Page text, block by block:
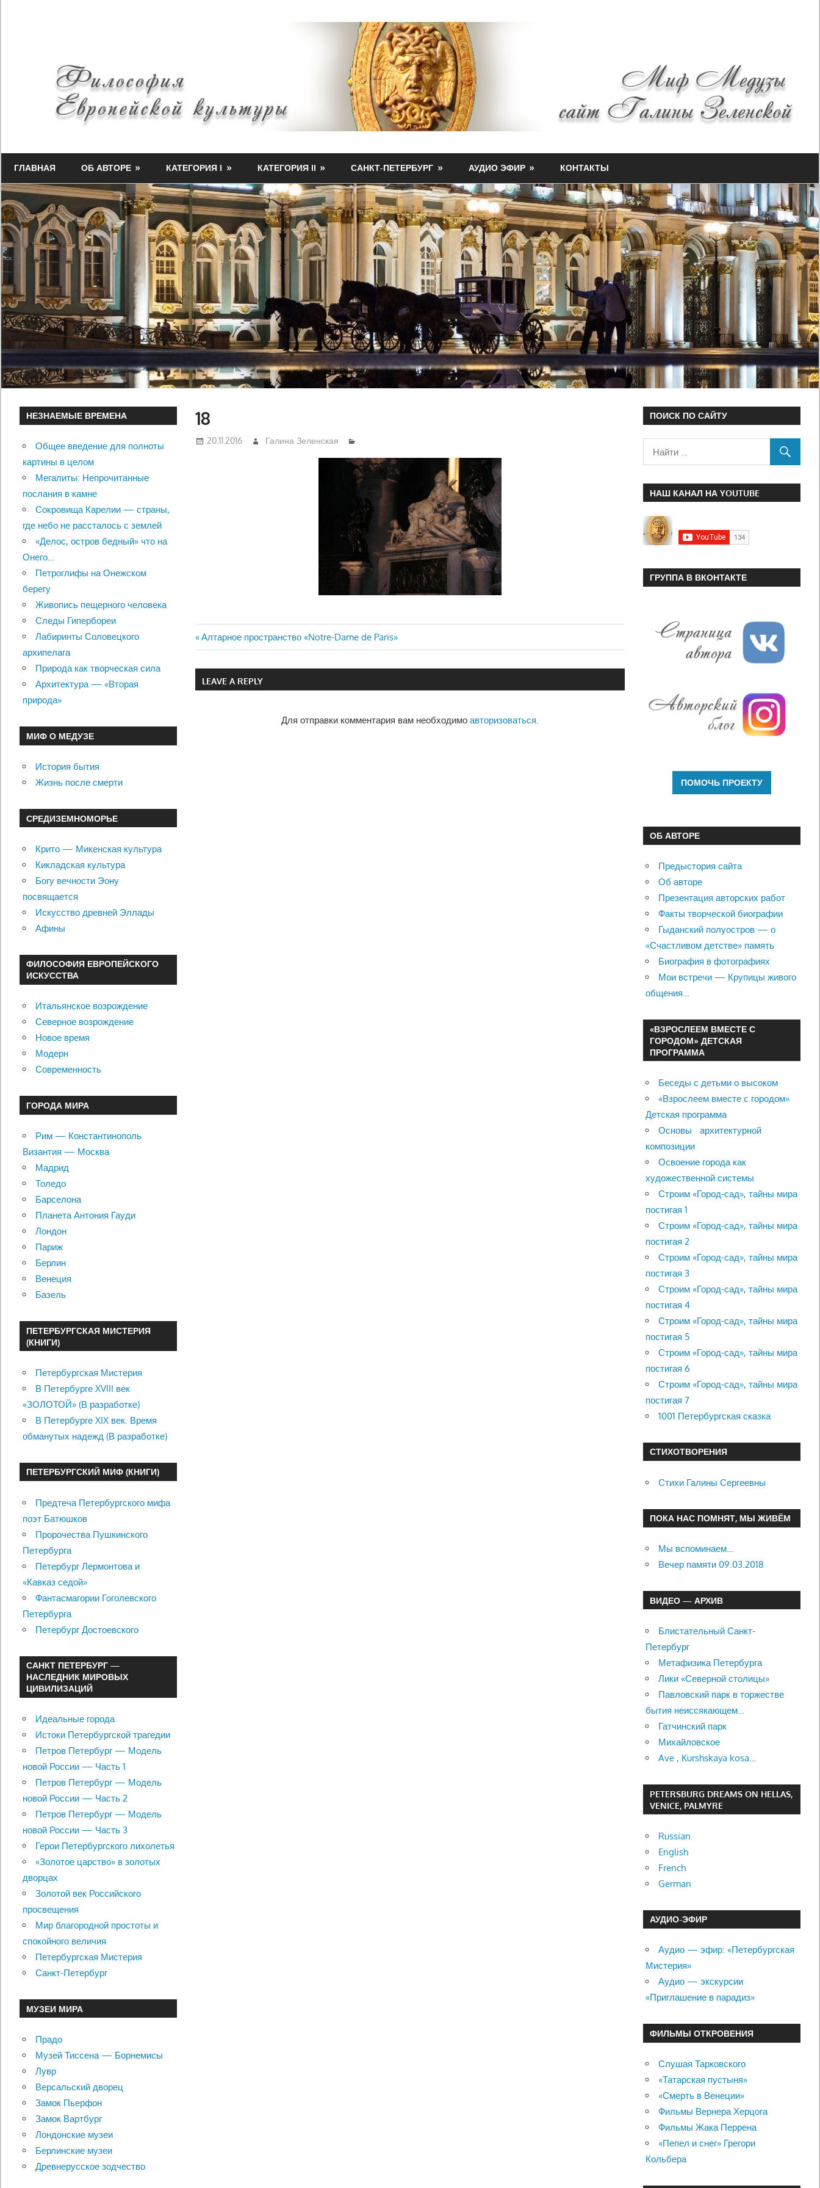
Миф-
Медузы
культуры
ГЛАВНАЯ ОБ АВТОРЕ КАТЕГОРИЯ I КАТЕГОРИЯ II САНКТ-ПЕТЕРБУРГ АУДИО ЭФИР КОНТАКТЫ
18
20.11.2016 Галина Зеленская
Навигация
по
Previous
Post:
Алтарное пространство «Notre-Dame de Paris»
LEAVE A REPLY
Для отправки комментария вам необходимо авторизоваться.
НЕЗНАЕМЫЕ ВРЕМЕНА
Общее введение для полноты
картины в целом
Мегалиты: Непрочитанные
послания в камне
Сокровища Карелии — страны,
где небо не рассталось с землей
«Делос, остров бедный» что на
Онего…
Петроглифы на Онежском
берегу
Живопись пещерного человека
Следы Гипербореи
Лабиринты Соловецкого
архипелага
Природа как творческая сила
Архитектура — «Вторая
природа»
МИФ О МЕДУЗЕ
История бытия
Жизнь после смерти
СРЕДИЗЕМНОМОРЬЕ
Крито — Микенская культура
Кикладская культура
Богу вечности Эону
посвящается
Искусство древней Эллады
Афины
ФИЛОСОФИЯ ЕВРОПЕЙСКОГО
ИСКУССТВА
Итальянское возрождение
Северное возрождение
Новое время
Модерн
Современность
ГОРОДА МИРА
Рим — Константинополь
Византия — Москва
Мадрид
Толедо
Барселона
Планета Антония Гауди
Лондон
Париж
Берлин
Венеция
Базель
ПЕТЕРБУРГСКАЯ МИСТЕРИЯ
(КНИГИ)
Петербургская Мистерия
В Петербурге XVIII век
«ЗОЛОТОЙ» (В разработке)
В Петербурге XIX век. Время
обманутых надежд (В разработке)
ПЕТЕРБУРГСКИЙ МИФ (КНИГИ)
Предтеча Петербургского мифа
поэт Батюшков
Пророчества Пушкинского
Петербурга
Петербург Лермонтова и
«Кавказ седой»
Фантасмагории Гоголевского
Петербурга
Петербург Достоевского
САНКТ ПЕТЕРБУРГ —
НАСЛЕДНИК МИРОВЫХ
ЦИВИЛИЗАЦИЙ
Идеальные города
Истоки Петербургской трагедии
Петров Петербург — Модель
новой России — Часть 1
Петров Петербург — Модель
новой России — Часть 2
Петров Петербург — Модель
новой России — Часть 3
Герои Петербургского лихолетья
«Золотое царство» в золотых
дворцах
Золотой век Российского
просвещения
Мир благородной простоты и
спокойного величия
Петербургская Мистерия
Санкт-Петербург
МУЗЕИ МИРА
Прадо
Музей Тиссена — Борнемисы
Лувр
Версальский дворец
Замок Пьерфон
Замок Вартбург
Лондонские музеи
Берлинские музеи
Древнерусское зодчество
ПОИСК ПО САЙТУ
НАШ КАНАЛ НА YOUTUBE
ГРУППА В ВКОНТАКТЕ
ОБ АВТОРЕ
Предыстория сайта
Об авторе
Презентация авторских работ
Факты творческой биографии
Гыданский полуостров — о
«Счастливом детстве» память
Биография в фотографиях
Мои встречи — Крупицы живого
общения…
«ВЗРОСЛЕЕМ ВМЕСТЕ С
ГОРОДОМ» ДЕТСКАЯ
ПРОГРАММА
Беседы с детьми о высоком
«Взрослеем вместе с городом»
Детская программа
Основы архитектурной
композиции
Освоение города как
художественной системы
Строим «Город-сад», тайны мира
постигая 1
Строим «Город-сад», тайны мира
постигая 2
Строим «Город-сад», тайны мира
постигая 3
Строим «Город-сад», тайны мира
постигая 4
Строим «Город-сад», тайны мира
постигая 5
Строим «Город-сад», тайны мира
постигая 6
Строим «Город-сад», тайны мира
постигая 7
1001 Петербургская сказка
СТИХОТВОРЕНИЯ
Стихи Галины Сергеевны
ПОКА НАС ПОМНЯТ, МЫ ЖИВЁМ
Мы вспоминаем…
Вечер памяти 09.03.2018
ВИДЕО — АРХИВ
Блистательный Санкт-
Петербург
Метафизика Петербурга
Лики «Северной столицы»
Павловский парк в торжестве
бытия неиссякающем…
Гатчинский парк
Михайловское
Ave , Kurshskaya kosa…
PETERSBURG DREAMS ON HELLAS,
VENICE, PALMYRE
Russian
English
French
German
АУДИО-ЭФИР
Аудио — эфир: «Петербургская
Мистерия»
Аудио — экскурсии
«Приглашение в парадиз»
ФИЛЬМЫ ОТКРОВЕНИЯ
Слушая Тарковского
«Татарская пустыня»
«Смерть в Венеции»
Фильмы Вернера Херцога
Фильмы Жака Перрена
«Пепел и снег» Грегори
Кольбера